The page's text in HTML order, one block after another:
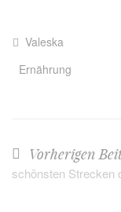
Valeska
Ernährung
Vorherigen
schönsten Strecken